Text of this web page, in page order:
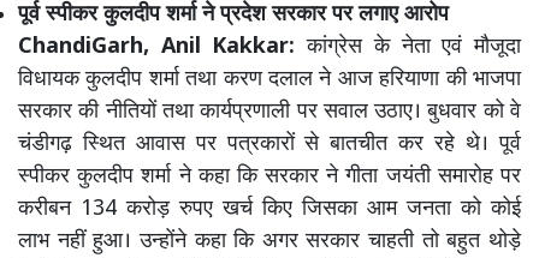
पूर्व स्पीकर कुलदीप शर्मा ने प्रदेश सरकार पर लगाए आरोप
ChandiGarh, Anil Kakkar:कांग्रेस के नेता एवं मौजूदा
विधायक कुलदीप शर्मा तथा करण दलाल ने आज हरियाणा की भाजपा
सरकार की नीतियों तथा कार्यप्रणाली पर सवाल उठाए। बुधवार को वे
चंडीगढ़ स्थित आवास पर पत्रकारों से बातचीत कर रहे थे। पूर्व
स्पीकर कुलदीप शर्मा ने कहा कि सरकार ने गीता जयंती समारोह पर
करीबन 134 करोड़ रुपए खर्च किए जिसका आम जनता को कोई
लाभ नहीं हुआ। उन्होंने कहा कि अगर सरकार चाहती तो बहुत थोड़े